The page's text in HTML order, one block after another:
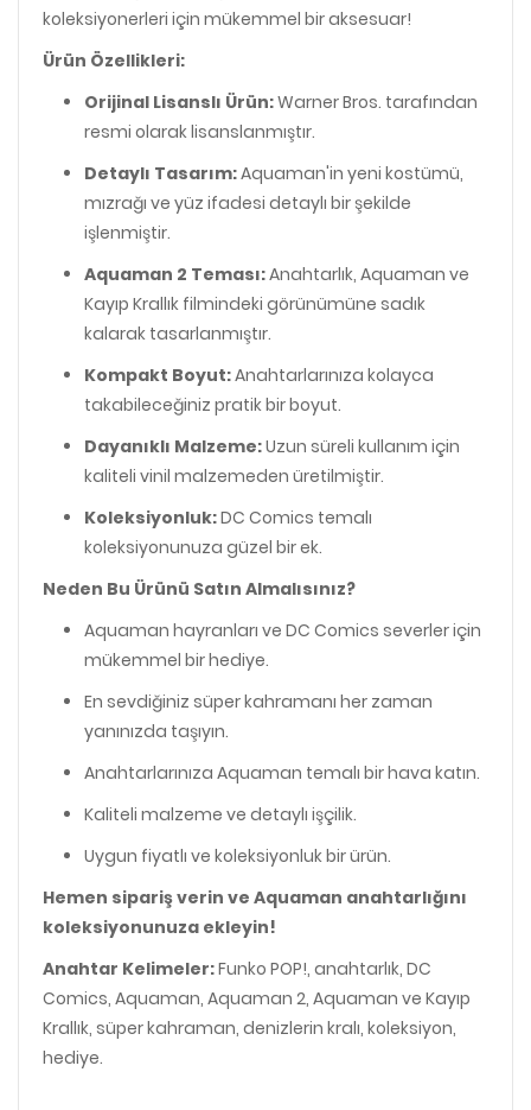
koleksiyonerleri için mükemmel bir aksesuar!
Ürün Özellikleri:
Orijinal Lisanslı Ürün:Warner Bros. tarafından
resmi olarak lisanslanmıştır.
Detaylı Tasarım:Aquaman'in yeni kostümü,
mızrağı ve yüz ifadesi detaylı bir şekilde
işlenmiştir.
Aquaman 2 Teması:Anahtarlık, Aquaman ve
Kayıp Krallık filmindeki görünümüne sadık
kalarak tasarlanmıştır.
Kompakt Boyut:Anahtarlarınıza kolayca
takabileceğiniz pratik bir boyut.
Dayanıklı Malzeme:Uzun süreli kullanım için
kaliteli vinil malzemeden üretilmiştir.
Koleksiyonluk:DC Comics temalı
koleksiyonunuza güzel bir ek.
Neden Bu Ürünü Satın Almalısınız?
Aquaman hayranları ve DC Comics severler için
mükemmel bir hediye.
En sevdiğiniz süper kahramanı her zaman
yanınızda taşıyın.
Anahtarlarınıza Aquaman temalı bir hava katın.
Kaliteli malzeme ve detaylı işçilik.
Uygun fiyatlı ve koleksiyonluk bir ürün.
Hemen sipariş verin ve Aquaman anahtarlığını
koleksiyonunuza ekleyin!
Anahtar Kelimeler:Funko POP!, anahtarlık, DC
Comics, Aquaman, Aquaman 2, Aquaman ve Kayıp
Krallık, süper kahraman, denizlerin kralı, koleksiyon,
hediye.